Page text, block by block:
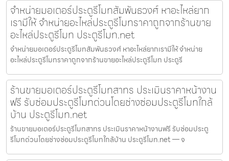
จำหน่ายมอเตอร์ประตูรีโมทสัมพันธวงศ์ หาอะไหล่ยาก
เรามีให้ จำหน่ายอะไหล่ประตูรีโมทราคาถูกจากร้านขาย
อะไหล่ประตูรีโมท ประตูรีโมท.net
จำหน่ายมอเตอร์ประตูรีโมทสัมพันธวงศ์ หาอะไหล่ยากเรามีให้ จำหน่าย
อะไหล่ประตูรีโมทราคาถูกจากร้านขายอะไหล่ประตูรีโมท ประตูรี
ร้านขายมอเตอร์ประตูรีโมทสาทร ประเมินราคาหน้างาน
ฟรี รับซ่อมประตูรีโมทด่วนโดยช่างซ่อมประตูรีโมทใกล้
บ้าน ประตูรีโมท.net
ร้านขายมอเตอร์ประตูรีโมทสาทร ประเมินราคาหน้างานฟรี รับซ่อมประตู
รีโมทด่วนโดยช่างซ่อมประตูรีโมทใกล้บ้าน ประตูรีโมท.net — จ